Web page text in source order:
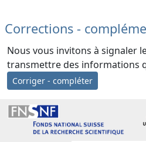
Corrections -
Nous vous invitons à signaler
transmettre des informations
Corriger - compléter